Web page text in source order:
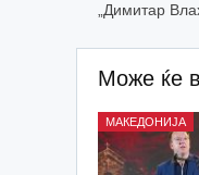
„Димитар
Може ќе
МАКЕДОНИЈА